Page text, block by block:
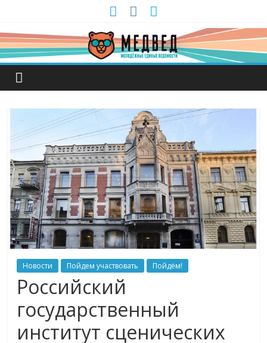
Новости Пойдем участвовать Пойдём!
Российский
государственный
институт сценических